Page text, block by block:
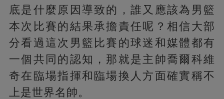
底是什麼原因導致的，誰又應該為男籃
本次比賽的結果承擔責任呢？相信大部
分看過這次男籃比賽的球迷和媒體都有
一個共同的認知，那就是主帥喬爾科維
奇在臨場指揮和臨場換人方面確實稱不
上是世界名帥。